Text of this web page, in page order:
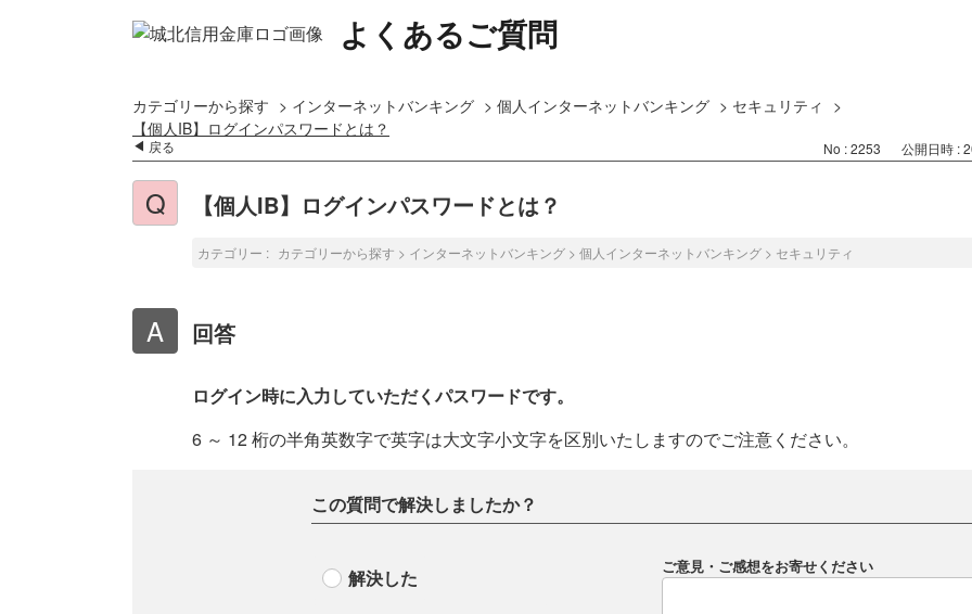
よくあるご質問
カテゴリーから探す > インターネットバンキング > 個人インターネットバンキング > セキュリティ
>
【個人IB】ログインパスワードとは？
戻る No : 2253 公開日時 :
【個人IB】ログインパスワードとは？
カテゴリー : カテゴリーから探す > インターネットバンキング > 個人インターネットバンキング > セキュリティ
回答
ログイン時に入力していただくパスワードです。
6 ～ 12 桁の半角英数字で英字は大文字小文字を区別いたしますのでご注意ください。
この質問で解決しましたか？
解決した
ご意見・ご感想をお寄せください